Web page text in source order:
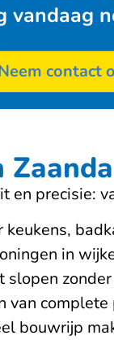
vandaag
contact
en precisie:
keukens,
in
slopen
van
bouwrijp